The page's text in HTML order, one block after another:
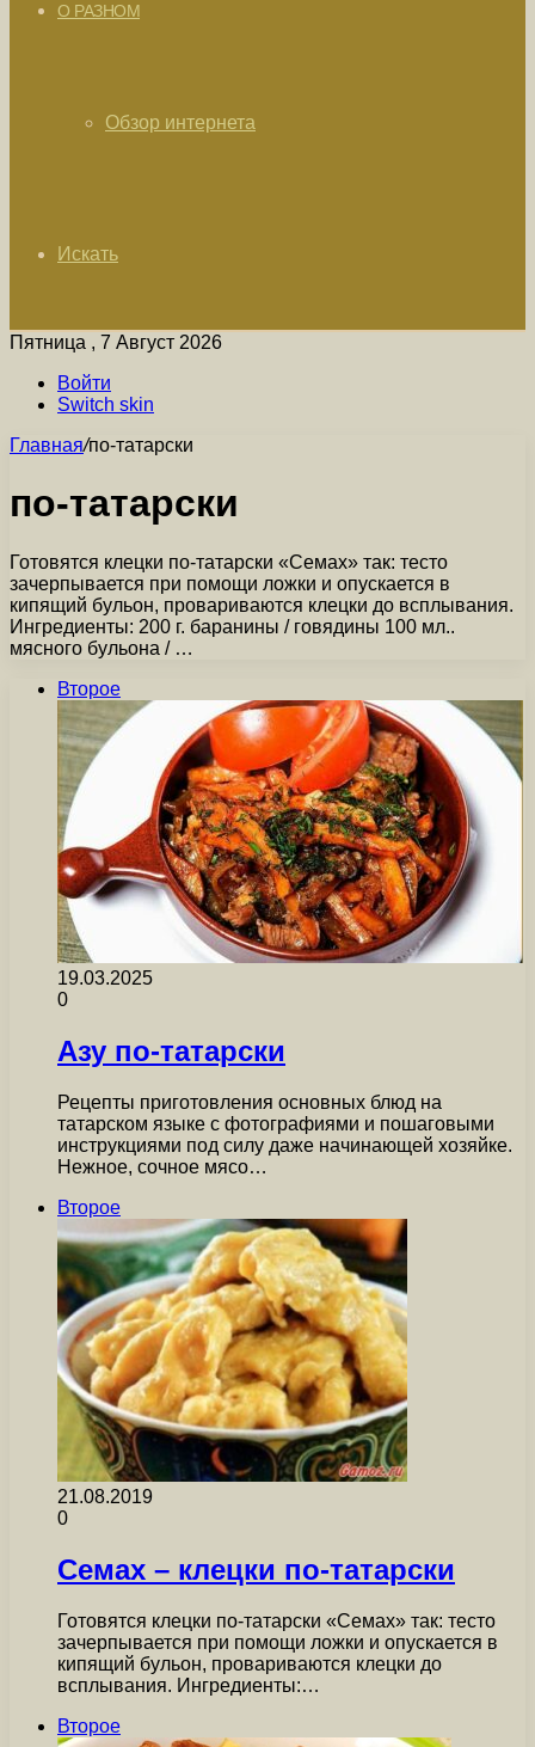
О РАЗНОМ
Обзор интернета
Искать
Пятница , 7 Август 2026
Войти
Switch skin
Главная/по-татарски
по-татарски
Готовятся клецки по-татарски «Семах» так: тесто
зачерпывается при помощи ложки и опускается в
кипящий бульон, провариваются клецки до всплывания.
Ингредиенты: 200 г. баранины / говядины 100 мл..
мясного бульона / …
Второе
19.03.2025
0
Азу по-татарски
Рецепты приготовления основных блюд на
татарском языке с фотографиями и пошаговыми
инструкциями под силу даже начинающей хозяйке.
Нежное, сочное мясо…
Второе
21.08.2019
0
Семах – клецки по-татарски
Готовятся клецки по-татарски «Семах» так: тесто
зачерпывается при помощи ложки и опускается в
кипящий бульон, провариваются клецки до
всплывания. Ингредиенты:…
Второе